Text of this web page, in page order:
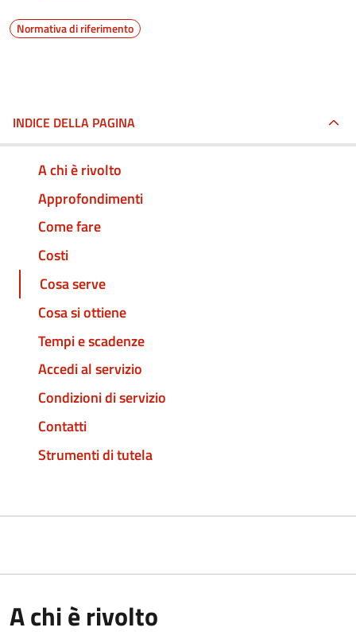
Normativa di riferimento
INDICE DELLA PAGINA
A chi è rivolto
Approfondimenti
Come fare
Costi
Cosa serve
Cosa si ottiene
Tempi e scadenze
Accedi al servizio
Condizioni di servizio
Contatti
Strumenti di tutela
A chi è rivolto